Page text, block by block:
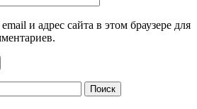
и адрес сайта в этом браузере для